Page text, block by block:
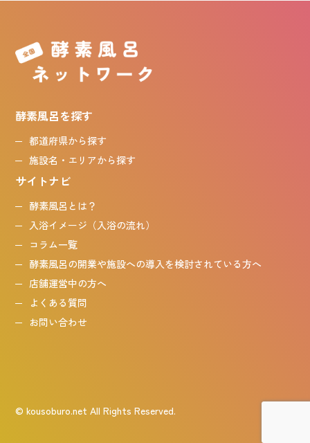
酵素風呂を探す
都道府県から探す
施設名・エリアから探す
サイトナビ
酵素風呂とは？
入浴イメージ（入浴の流れ）
コラム一覧
酵素風呂の開業や施設への導入を検討されている方へ
店舗運営中の方へ
よくある質問
お問い合わせ
© kousoburo.net All Rights Reserved.